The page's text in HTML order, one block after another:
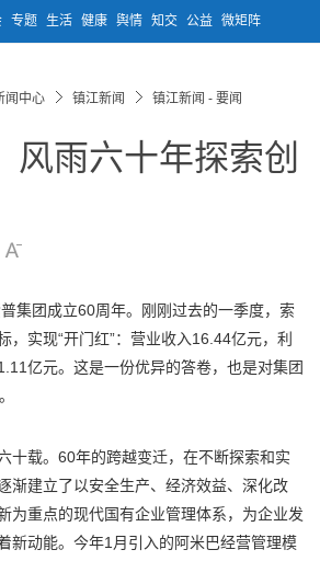
专题 生活 健康 舆情 知交 公益 微矩阵
闻中心 镇江新闻 镇江新闻 - 要闻
风雨六十年探索创
集团成立60周年。刚刚过去的一季度，索
，实现“开门红”：营业收入16.44亿元，利
亿元。这是一份优异的答卷，也是对集团
十载。60年的跨越变迁，在不断探索和实
渐建立了以安全生产、经济效益、深化改
为重点的现代国有企业管理体系，为企业发
新动能。今年1月引入的阿米巴经营管理模